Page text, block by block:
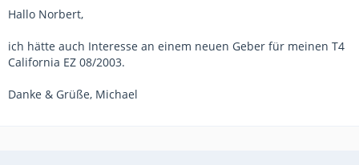
Hallo Norbert,
ich hätte auch Interesse an einem neuen Geber für meinen T4
California EZ 08/2003.
Danke & Grüße, Michael